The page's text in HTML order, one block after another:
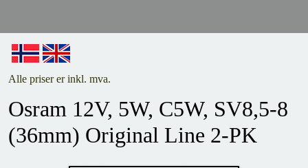
Alle priser er inkl. mva.
Osram 12V, 5W, C5W, SV8,5-8
(36mm) Original Line 2-PK